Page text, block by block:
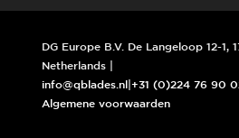
DG Europe B.V. De Langeloop 12-1,
Netherlands |
info@qblades.nl
|+31 (0)224 76 90
Algemene voorwaarden